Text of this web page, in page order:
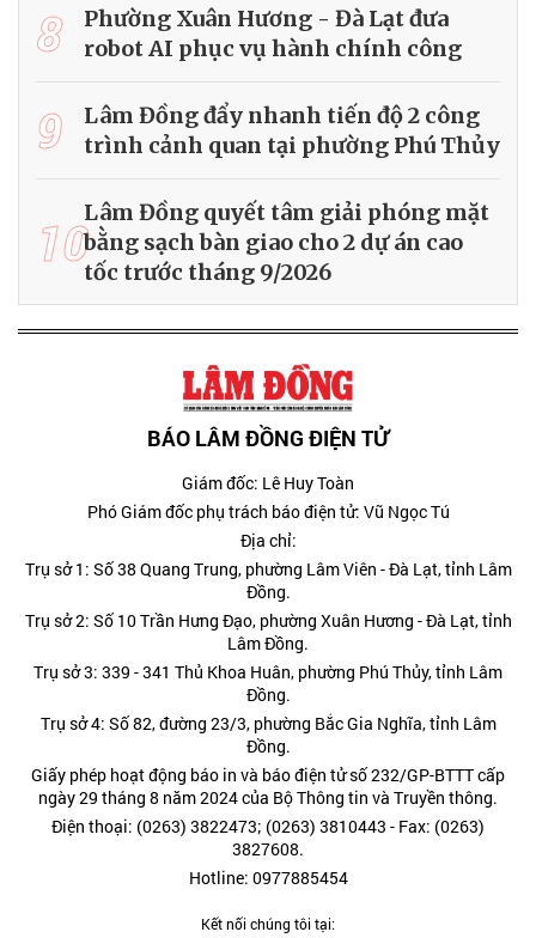
8
Phường Xuân Hương - Đà Lạt đưa
robot AI phục vụ hành chính công
9
Lâm Đồng đẩy nhanh tiến độ 2 công
trình cảnh quan tại phường Phú Thủy
10Lâm Đồng quyết tâm giải phóng mặt
bằng sạch bàn giao cho 2 dự án cao
tốc trước tháng 9/2026
BÁO LÂM ĐỒNG ĐIỆN TỬ
Giám đốc: Lê Huy Toàn
Phó Giám đốc phụ trách báo điện tử: Vũ Ngọc Tú
Địa chỉ:
Trụ sở 1: Số 38 Quang Trung, phường Lâm Viên - Đà Lạt, tỉnh Lâm
Đồng.
Trụ sở 2: Số 10 Trần Hưng Đạo, phường Xuân Hương - Đà Lạt, tỉnh
Lâm Đồng.
Trụ sở 3: 339 - 341 Thủ Khoa Huân, phường Phú Thủy, tỉnh Lâm
Đồng.
Trụ sở 4: Số 82, đường 23/3, phường Bắc Gia Nghĩa, tỉnh Lâm
Đồng.
Giấy phép hoạt động báo in và báo điện tử số 232/GP-BTTT cấp
ngày 29 tháng 8 năm 2024 của Bộ Thông tin và Truyền thông.
Điện thoại: (0263) 3822473; (0263) 3810443 - Fax: (0263)
3827608.
Hotline: 0977885454
Kết nối chúng tôi tại: